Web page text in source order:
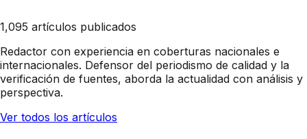
1,095 artículos publicados
Redactor con experiencia en coberturas nacionales e
internacionales. Defensor del periodismo de calidad y la
verificación de fuentes, aborda la actualidad con análisis y
perspectiva.
Ver todos los artículos